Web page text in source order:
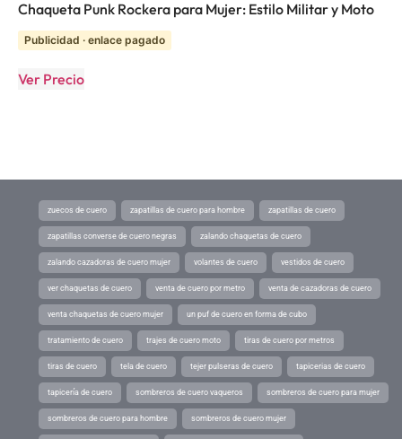
Chaqueta Punk Rockera para Mujer: Estilo Militar y Moto
Publicidad · enlace pagado
Ver Precio
zuecos de cuero zapatillas de cuero para hombre zapatillas de cuero
zapatillas converse de cuero negras zalando chaquetas de cuero
zalando cazadoras de cuero mujer volantes de cuero vestidos de cuero
ver chaquetas de cuero venta de cuero por metro venta de cazadoras de cuero
venta chaquetas de cuero mujer un puf de cuero en forma de cubo
tratamiento de cuero trajes de cuero moto tiras de cuero por metros
tiras de cuero tela de cuero tejer pulseras de cuero tapicerias de cuero
tapicería de cuero sombreros de cuero vaqueros sombreros de cuero para mujer
sombreros de cuero para hombre sombreros de cuero mujer